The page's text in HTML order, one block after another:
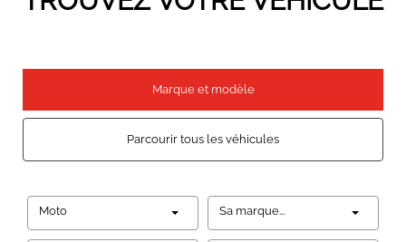
Marque et modèle
Parcourir tous les véhicules
Moto Sa marque...